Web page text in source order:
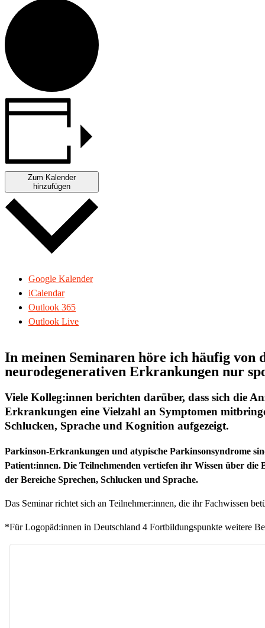
Zum Kalender
hinzufügen
Google Kalender
iCalendar
Outlook 365
Outlook Live
In meinen Seminaren höre ich häufig von
neurodegenerativen Erkrankungen nur
Viele Kolleg:innen berichten darüber, dass sich die
Erkrankungen eine Vielzahl an Symptomen
Schlucken, Sprache und Kognition aufgezeigt.
Parkinson-Erkrankungen und atypische Parkinsonsyndrome
Patient:innen. Die Teilnehmenden vertiefen ihr Wissen über
der Bereiche Sprechen, Schlucken und Sprache.
Das Seminar richtet sich an Teilnehmer:innen, die ihr Fachwissen
*Für Logopäd:innen in Deutschland 4 Fortbildungspunkte weitere